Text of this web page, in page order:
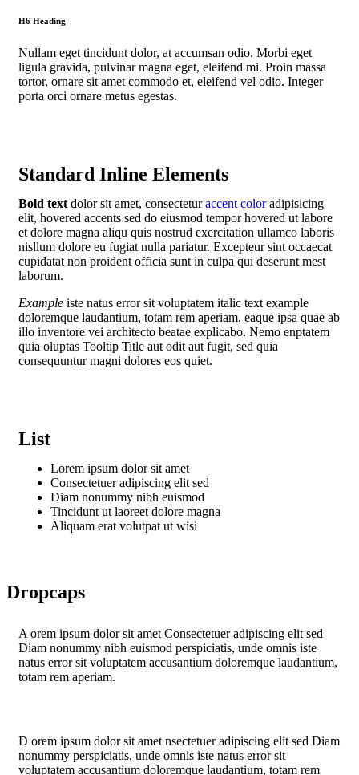
H6 Heading
Nullam eget tincidunt dolor, at accumsan odio. Morbi eget
ligula gravida, pulvinar magna eget, eleifend mi. Proin massa
tortor, ornare sit amet commodo et, eleifend vel odio. Integer
porta orci ornare metus egestas.
Standard Inline Elements
Bold text dolor sit amet, consecteturaccent coloradipisicing
elit, hovered accents sed do eiusmod tempor hovered ut labore
et dolore magna aliqu quis nostrud exercitation ullamco laboris
nisllum dolore eu fugiat nulla pariatur. Excepteur sint occaecat
cupidatat non proident officia sunt in culpa qui deserunt mest
laborum.
Example iste natus error sit voluptatem italic text example
doloremque laudantium, totam rem aperiam, eaque ipsa quae ab
illo inventore vei architecto beatae explicabo. Nemo enptatem
quia oluptas Tooltip Title aut odit aut fugit, sed quia
consequuntur magni dolores eos quiet.
List
Lorem ipsum dolor sit amet
Consectetuer adipiscing elit sed
Diam nonummy nibh euismod
Tincidunt ut laoreet dolore magna
Aliquam erat volutpat ut wisi
Dropcaps
A orem ipsum dolor sit amet Consectetuer adipiscing elit sed
Diam nonummy nibh euismod perspiciatis, unde omnis iste
natus error sit voluptatem accusantium doloremque laudantium,
totam rem aperiam.
D orem ipsum dolor sit amet nsectetuer adipiscing elit sed Diam
nonummy perspiciatis, unde omnis iste natus error sit
voluptatem accusantium doloremque laudantium, totam rem